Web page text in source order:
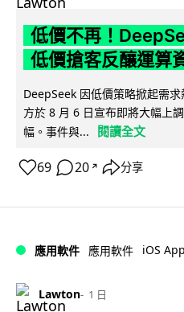
低價不再！
低價搶客反釀運算
DeepSeek 因低價策略掀起需
方於 8 月 6 日宣布即將大幅上
幅。事件與...
閱讀全文
69 20 ↗ 分享
應用軟件 應用軟件 iOS App
Lawton 1 日